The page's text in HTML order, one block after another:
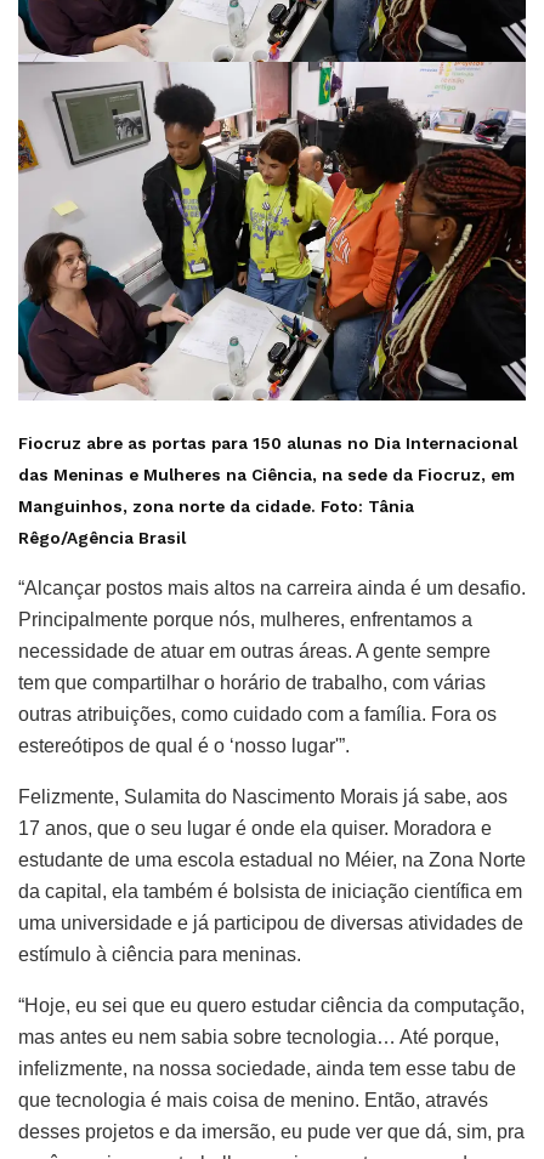
Fiocruz abre as portas para 150 alunas no Dia Internacional
das Meninas e Mulheres na Ciência, na sede da Fiocruz, em
Manguinhos, zona norte da cidade. Foto: Tânia
Rêgo/Agência Brasil
“Alcançar postos mais altos na carreira ainda é um desafio.
Principalmente porque nós, mulheres, enfrentamos a
necessidade de atuar em outras áreas. A gente sempre
tem que compartilhar o horário de trabalho, com várias
outras atribuições, como cuidado com a família. Fora os
estereótipos de qual é o ‘nosso lugar'”.
Felizmente, Sulamita do Nascimento Morais já sabe, aos
17 anos, que o seu lugar é onde ela quiser. Moradora e
estudante de uma escola estadual no Méier, na Zona Norte
da capital, ela também é bolsista de iniciação científica em
uma universidade e já participou de diversas atividades de
estímulo à ciência para meninas.
“Hoje, eu sei que eu quero estudar ciência da computação,
mas antes eu nem sabia sobre tecnologia… Até porque,
infelizmente, na nossa sociedade, ainda tem esse tabu de
que tecnologia é mais coisa de menino. Então, através
desses projetos e da imersão, eu pude ver que dá, sim, pra